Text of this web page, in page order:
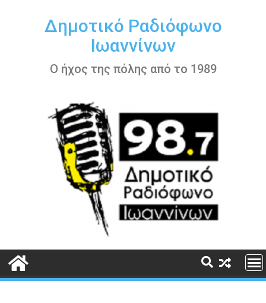
περιεχόμενοΔημοτικό Ραδιόφωνο
Ιωαννίνων
Ο ήχος της πόλης από το 1989